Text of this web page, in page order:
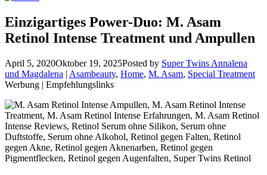
Einzigartiges Power-Duo: M. Asam
Retinol Intense Treatment und Ampullen
April 5, 2020Oktober 19, 2025Posted by Super Twins Annalena
und Magdalena | Asambeauty, Home, M. Asam, Special Treatment
Werbung | Empfehlungslinks